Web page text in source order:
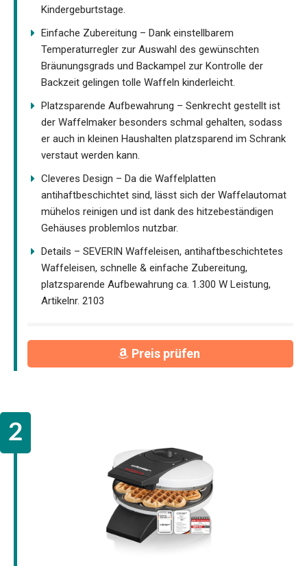
Kindergeburtstage.
Einfache Zubereitung – Dank einstellbarem
Temperaturregler zur Auswahl des gewünschten
Bräunungsgrads und Backampel zur Kontrolle der
Backzeit gelingen tolle Waffeln kinderleicht.
Platzsparende Aufbewahrung – Senkrecht gestellt ist
der Waffelmaker besonders schmal gehalten, sodass
er auch in kleinen Haushalten platzsparend im Schrank
verstaut werden kann.
Cleveres Design – Da die Waffelplatten
antihaftbeschichtet sind, lässt sich der Waffelautomat
mühelos reinigen und ist dank des hitzebeständigen
Gehäuses problemlos nutzbar.
Details – SEVERIN Waffeleisen, antihaftbeschichtetes
Waffeleisen, schnelle & einfache Zubereitung,
platzsparende Aufbewahrung ca. 1.300 W Leistung,
Artikelnr. 2103
Preis prüfen